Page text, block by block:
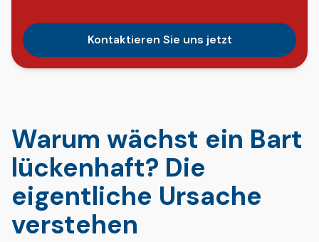
Kontaktieren Sie uns jetzt
Warum wächst ein Bart
lückenhaft? Die
eigentliche Ursache
verstehen